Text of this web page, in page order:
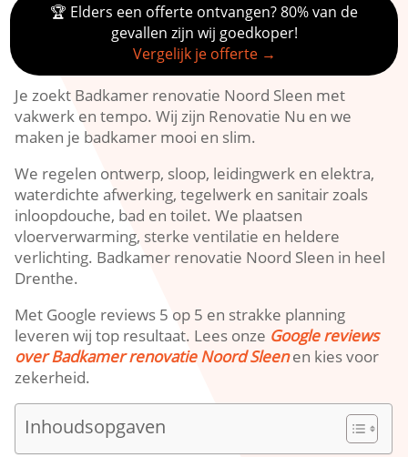
🏆 Elders een offerte ontvangen? 80% van de
gevallen zijn wij goedkoper!
Vergelijk je offerte →
Je zoekt Badkamer renovatie Noord Sleen met
vakwerk en tempo. Wij zijn Renovatie Nu en we
maken je badkamer mooi en slim.
We regelen ontwerp, sloop, leidingwerk en elektra,
waterdichte afwerking, tegelwerk en sanitair zoals
inloopdouche, bad en toilet. We plaatsen
vloerverwarming, sterke ventilatie en heldere
verlichting. Badkamer renovatie Noord Sleen in heel
Drenthe.
Met Google reviews 5 op 5 en strakke planning
leveren wij top resultaat. Lees onze Google reviews
over Badkamer renovatie Noord Sleenen kies voor
zekerheid.
Inhoudsopgaven